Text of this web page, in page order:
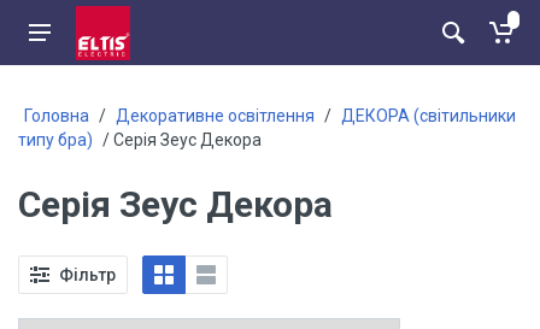
Головна / Декоративне освітлення / ДЕКОРА (світильники
типу бра) / Серія Зеус Декора
Серія Зеус Декора
Фільтр